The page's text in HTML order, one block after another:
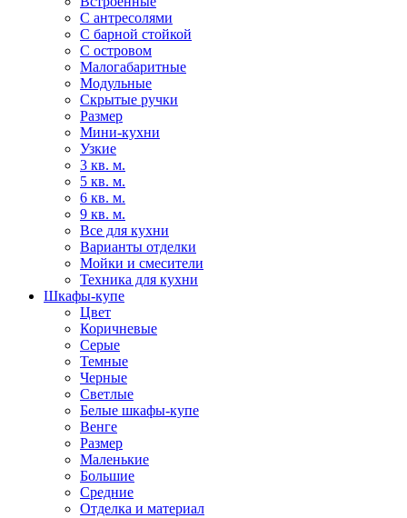
С антресолями
С барной стойкой
С островом
Малогабаритные
Модульные
Скрытые ручки
Размер
Мини-кухни
Узкие
3 кв. м.
5 кв. м.
6 кв. м.
9 кв. м.
Все для кухни
Варианты отделки
Мойки и смесители
Техника для кухни
Шкафы-купе
Цвет
Коричневые
Серые
Темные
Черные
Светлые
Белые шкафы-купе
Венге
Размер
Маленькие
Большие
Средние
Отделка и материал